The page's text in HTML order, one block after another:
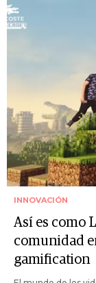
INNOVACIÓN
Así es como
comunidad
gamification